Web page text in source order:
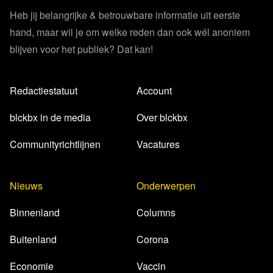
Heb jij belangrijke & betrouwbare informatie uit eerste
hand, maar wil je om welke reden dan ook wél anoniem
blijven voor het publiek? Dat kan!
Redactiestatuut
blckbx in de media
Communityrichtlijnen
Account
Over blckbx
Vacatures
Nieuws
Binnenland
Buitenland
Economie
Onderwerpen
Columns
Corona
Vaccin